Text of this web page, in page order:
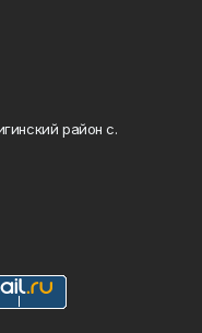
район с.